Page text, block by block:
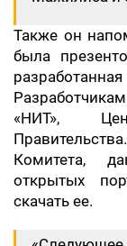
Также он
была
«НИТ»,
Комитета,
открытых
скачать ее.